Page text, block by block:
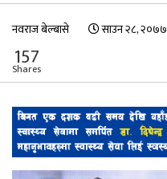
नवराज बेल्बासे साउन २८, २०७७
157
Shares